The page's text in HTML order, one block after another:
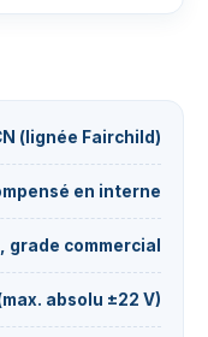
(lignée Fairchild)
en interne
grade commercial
absolu ±22 V)